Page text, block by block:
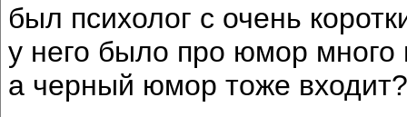
был психолог с очень
у него было про юмор много
а черный юмор тоже входит?